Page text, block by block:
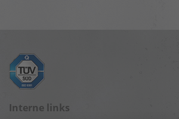
Interne links